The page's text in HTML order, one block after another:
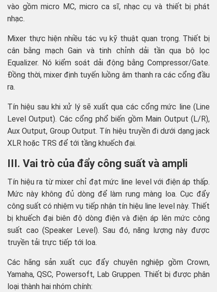
vào gồm micro MC, micro ca sĩ, nhạc cụ và thiết bị phát
nhạc.
Mixer thực hiện nhiều tác vụ kỹ thuật quan trọng. Thiết bị
cân bằng mạch Gain và tinh chỉnh dải tần qua bộ lọc
Equalizer. Nó kiểm soát dải động bằng Compressor/Gate.
Đồng thời, mixer định tuyến luồng âm thanh ra các cổng đầu
ra.
Tín hiệu sau khi xử lý sẽ xuất qua các cổng mức line (Line
Level Output). Các cổng phổ biến gồm Main Output (L/R),
Aux Output, Group Output. Tín hiệu truyền đi dưới dạng jack
XLR hoặc TRS để tới tầng khuếch đại.
III. Vai trò của đẩy công suất và ampli
Tín hiệu ra từ mixer chỉ đạt mức line level với điện áp thấp.
Mức này không đủ dòng để làm rung màng loa. Cục đẩy
công suất có nhiệm vụ tiếp nhận tín hiệu line level này. Thiết
bị khuếch đại biên độ dòng điện và điện áp lên mức công
suất cao (Speaker Level). Sau đó, năng lượng này được
truyền tải trực tiếp tới loa.
Các hãng sản xuất cục đẩy chuyên nghiệp gồm Crown,
Yamaha, QSC, Powersoft, Lab Gruppen. Thiết bị được phân
loại thành hai nhóm chính: